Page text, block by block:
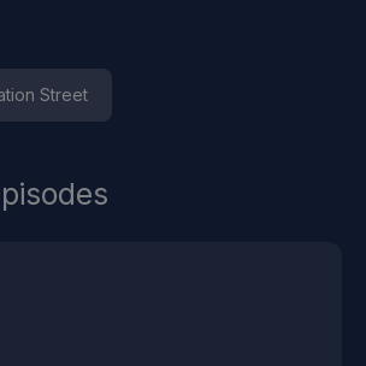
Street